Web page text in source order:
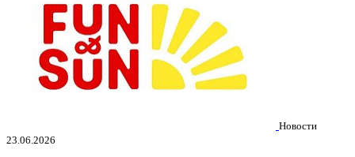
Новости
23.06.2026